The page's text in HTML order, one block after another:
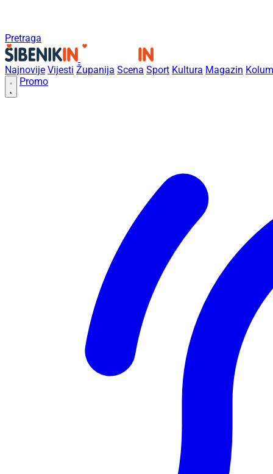
Pretraga
Najnovije Vijesti Županija Scena Sport Kultura Magazin
Promo